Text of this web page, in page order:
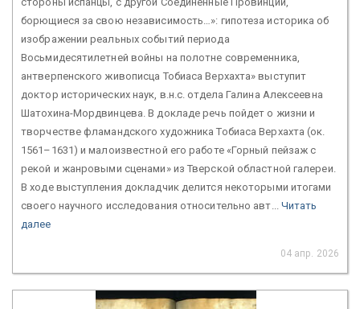
борющиеся за свою независимость…»: гипотеза историка об
изображении реальных событий периода
Восьмидесятилетней войны на полотне современника,
антверпенского живописца Тобиаса Верхахта» выступит
доктор исторических наук, в.н.с. отдела Галина Алексеевна
Шатохина-Мордвинцева. В докладе речь пойдет о жизни и
творчестве фламандского художника Тобиаса Верхахта (ок.
1561–1631) и малоизвестной его работе «Горный пейзаж с
рекой и жанровыми сценами» из Тверской областной галереи.
В ходе выступления докладчик делится некоторыми итогами
своего научного исследования относительно авт... Читать
далее
04 апр. 2026